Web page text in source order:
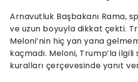
Arnavutluk Başbakanı Rama,
ve uzun boyuyla dikkat çekti.
Meloni’nin hiç yan yana
kaçmadı. Meloni, Trump’la
kuralları çerçevesinde yanıt